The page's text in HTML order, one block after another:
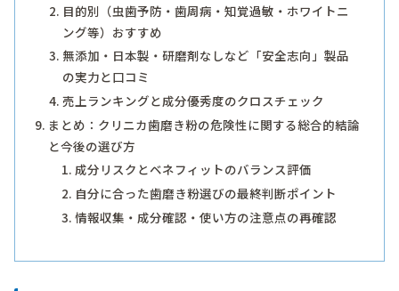
目的別（虫歯予防・歯周病・知覚過敏・ホワイトニ
ング等）おすすめ
無添加・日本製・研磨剤なしなど「安全志向」製品
の実力と口コミ
売上ランキングと成分優秀度のクロスチェック
まとめ：クリニカ歯磨き粉の危険性に関する総合的結論
と今後の選び方
成分リスクとベネフィットのバランス評価
自分に合った歯磨き粉選びの最終判断ポイント
情報収集・成分確認・使い方の注意点の再確認